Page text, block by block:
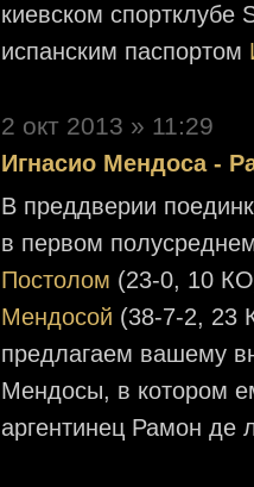
киевском спортклубе
испанским паспортом
2 окт 2013 » 11:29
Игнасио Мендоса -
В преддверии
в первом
Постолом (23-0, 10
Мендосой (38-7-2, 23
предлагаем вашему
Мендосы, в котором
аргентинец Рамон